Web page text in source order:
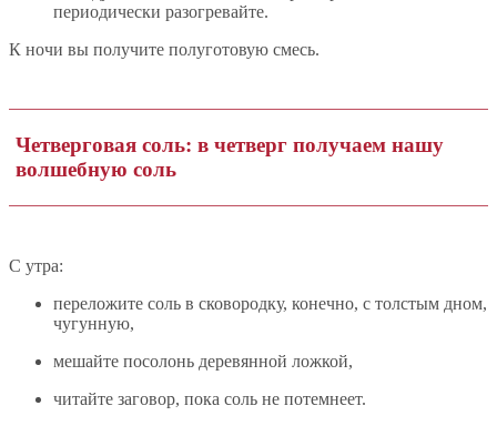
периодически разогревайте.
К ночи вы получите полуготовую смесь.
Четверговая соль: в четверг получаем нашу
волшебную соль
С утра:
переложите соль в сковородку, конечно, с толстым дном,
чугунную,
мешайте посолонь деревянной ложкой,
читайте заговор, пока соль не потемнеет.